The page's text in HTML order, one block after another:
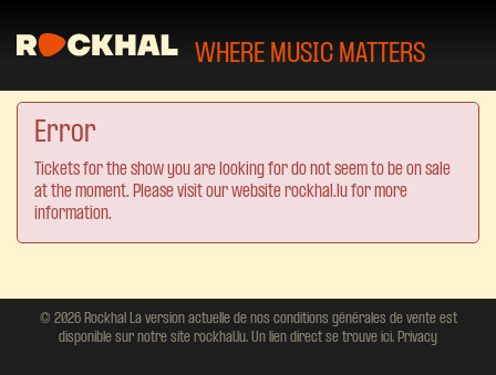
WHERE MUSIC MATTERS
Error
Tickets for the show you are looking for do not seem to be on sale
at the moment. Please visit our website rockhal.lu for more
information.
© 2026 Rockhal La version actuelle de nos conditions générales de vente est
disponible sur notre site rockhal.lu. Un lien direct se trouve ici. Privacy